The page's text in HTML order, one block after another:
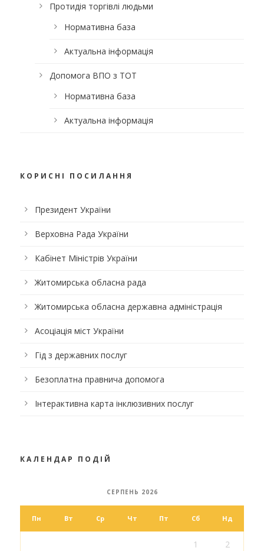
Протидія торгівлі людьми
Нормативна база
Актуальна інформація
Допомога ВПО з ТОТ
Нормативна база
Актуальна інформація
КОРИСНІ ПОСИЛАННЯ
Президент України
Верховна Рада України
Кабінет Міністрів України
Житомирська обласна рада
Житомирська обласна державна адміністрація
Асоціація міст України
Гід з державних послуг
Безоплатна правнича допомога
Інтерактивна карта інклюзивних послуг
КАЛЕНДАР ПОДІЙ
СЕРПЕНЬ 2026
Пн Вт Ср Чт Пт Сб Нд
1 2